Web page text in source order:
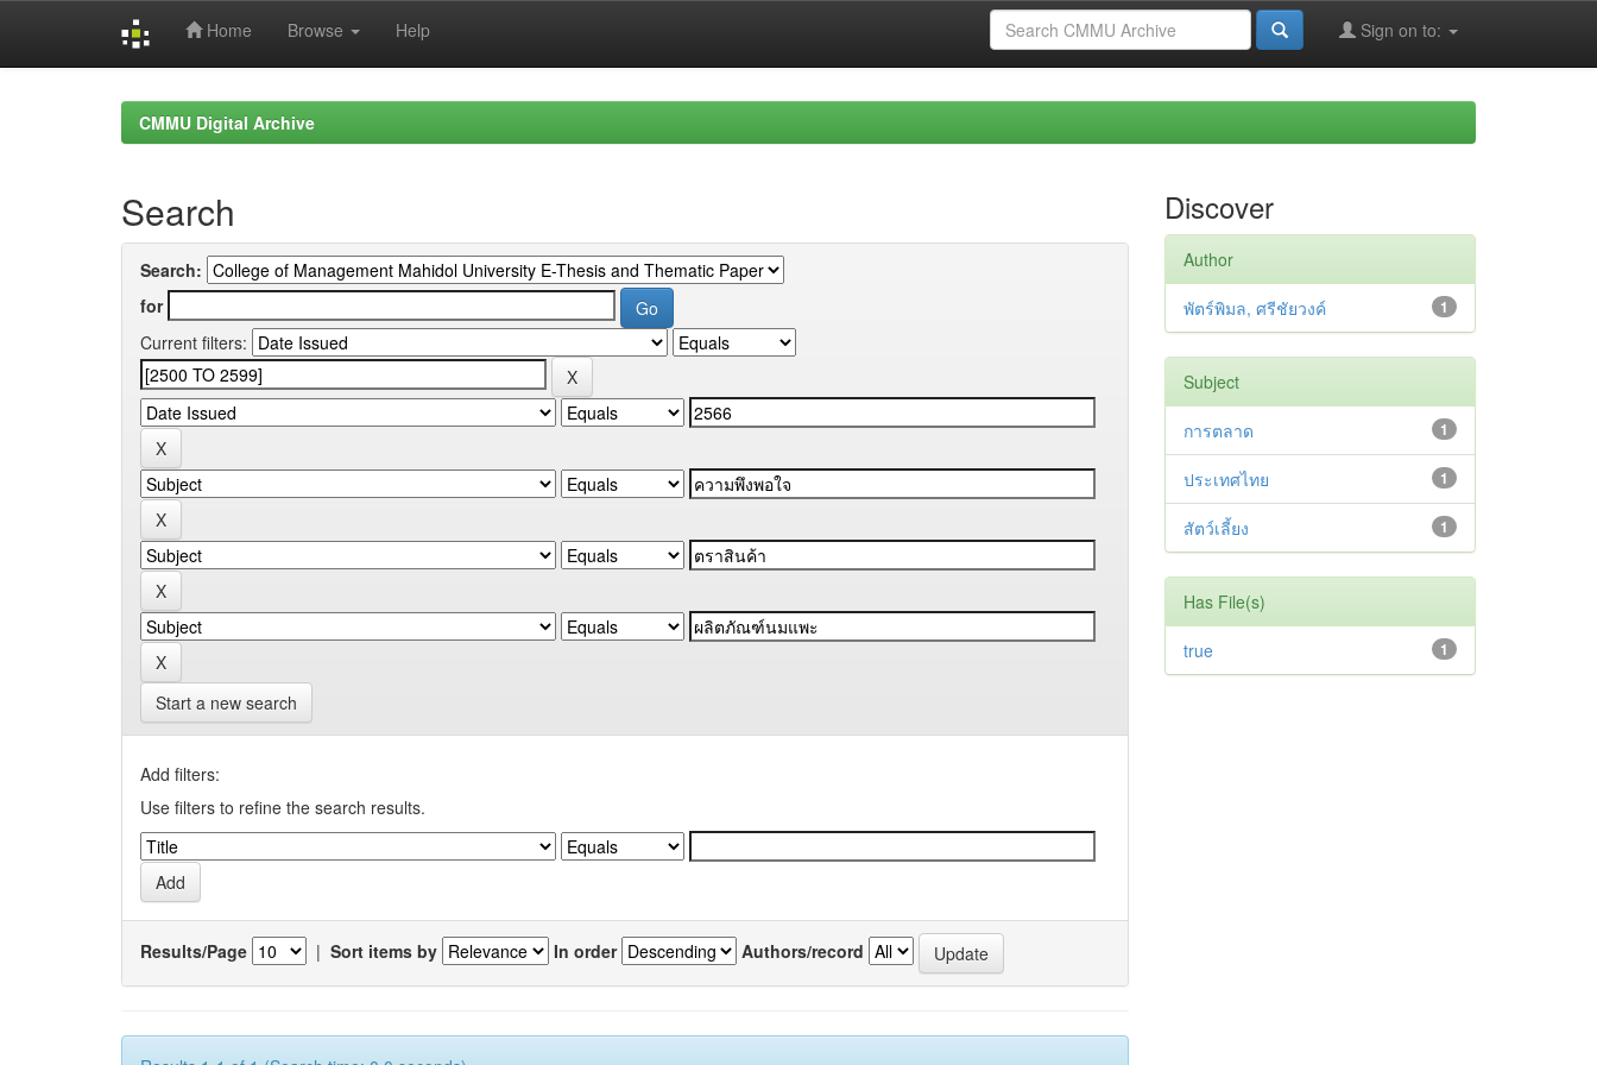
Home Browse Help Sign on to:
CMMU Digital Archive
Search
Search:
for
Current filters:
Start a new search
Add filters:
Use filters to refine the search results.
Results/Page | Sort items by In order Authors/record
Discover
Author
1
พัตร์พิมล, ศรีชัยวงค์
Subject
1
การตลาด
1
ประเทศไทย
1
สัตว์เลี้ยง
Has File(s)
1
true